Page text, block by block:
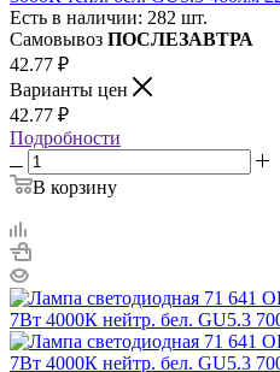
Есть в наличии: 282 шт.
Самовывоз ПОСЛЕЗАВТРА
42.77 ₽
Варианты цен
42.77 ₽
Подробности
В корзину